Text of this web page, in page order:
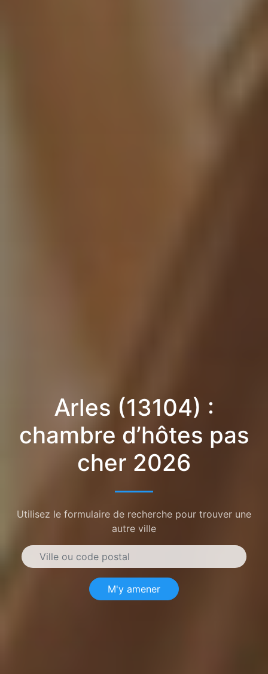
Arles (13104) :
chambre d’hôtes pas
cher 2026
Utilisez le formulaire de recherche pour trouver une
autre ville
M'y amener